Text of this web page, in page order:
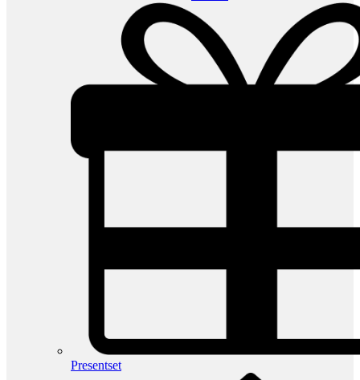
Presentset